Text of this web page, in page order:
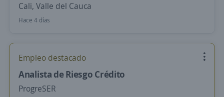
Cali, Valle del Cauca
Hace 4 días
Empleo destacado
Analista de Riesgo Crédito
ProgreSER